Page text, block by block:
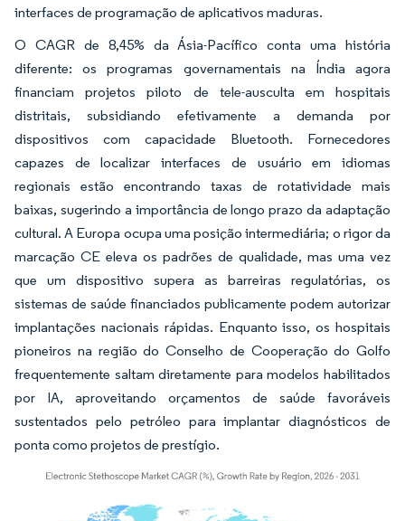
interfaces de programação de aplicativos maduras.
O CAGR de 8,45% da Ásia-Pacífico conta uma história
diferente: os programas governamentais na Índia agora
financiam projetos piloto de tele-ausculta em hospitais
distritais, subsidiando efetivamente a demanda por
dispositivos com capacidade Bluetooth. Fornecedores
capazes de localizar interfaces de usuário em idiomas
regionais estão encontrando taxas de rotatividade mais
baixas, sugerindo a importância de longo prazo da adaptação
cultural. A Europa ocupa uma posição intermediária; o rigor da
marcação CE eleva os padrões de qualidade, mas uma vez
que um dispositivo supera as barreiras regulatórias, os
sistemas de saúde financiados publicamente podem autorizar
implantações nacionais rápidas. Enquanto isso, os hospitais
pioneiros na região do Conselho de Cooperação do Golfo
frequentemente saltam diretamente para modelos habilitados
por IA, aproveitando orçamentos de saúde favoráveis
sustentados pelo petróleo para implantar diagnósticos de
ponta como projetos de prestígio.